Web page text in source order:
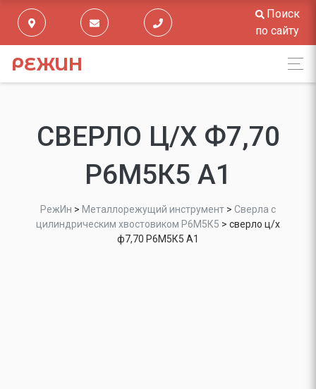
Поиск
по сайту
РЕЖИН
СВЕРЛО Ц/Х Ф7,70
Р6М5К5 А1
РежИн > Металлорежущий инструмент > Сверла с
цилиндрическим хвостовиком Р6М5К5 > сверло ц/х
ф7,70 Р6М5К5 А1